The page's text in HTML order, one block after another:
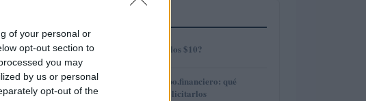
of your personal or
opt-out section to
you may
by us or personal
opt-out of the
1 ¿AMP alcanzará los $10?
2
Préstamos en Kubo.financiero: qué
ofrecen y cómo solicitarlos